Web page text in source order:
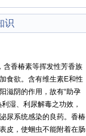
识
香椿素等挥发性芳香族
食欲。含有维生素E和性
滋阴的作用，故有“助孕
湿、利尿解毒之功效，
尿系统感染的良药。香椿
皮，使蛔虫不能附着在肠